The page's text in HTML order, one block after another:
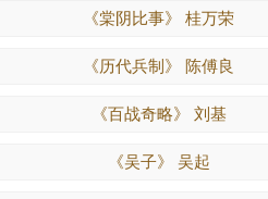
《棠阴比事》 桂万荣
《历代兵制》 陈傅良
《百战奇略》 刘基
《吴子》 吴起